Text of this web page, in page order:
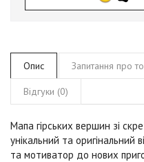
Опис Запитання про
Відгуки (0)
Мапа гірських вершин зі
унікальний та оригінальний
та мотиватор до нових